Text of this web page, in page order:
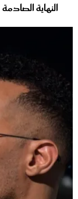
النهاية الصادمة